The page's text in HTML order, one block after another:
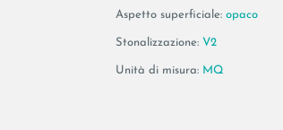
Aspetto superficiale: opaco
Stonalizzazione: V2
Unità di misura: MQ